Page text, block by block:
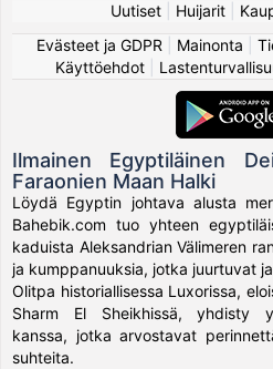
Uutiset Huijarit
Evästeet ja GDPR
Mainonta
Käyttöehdot
Ilmainen Egyptiläinen
Faraonien Maan Halki
Löydä Egyptin johtava alusta
Bahebik.com tuo yhteen
kaduista Aleksandrian Välimeren
ja kumppanuuksia, jotka juurtuvat
Olitpa historiallisessa Luxorissa,
Sharm El Sheikhissä, yhdisty
kanssa, jotka arvostavat
suhteita.